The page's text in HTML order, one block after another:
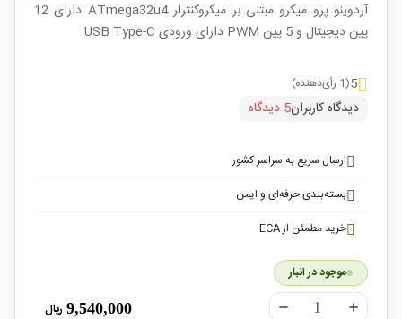
آردوینو پرو میکرو مبتنی بر میکروکنترلرATmega32u4
دارای 12
پین دیجیتال و 5 پین PWM دارای ورودی USB Type-C
5(1 رأی‌دهنده)
دیدگاه کاربران5 دیدگاه
ارسال سریع به سراسر کشور
بسته‌بندی حرفه‌ای و ایمن
خرید مطمئن از ECA
موجود در انبار
remove add
9,540,000 ریال